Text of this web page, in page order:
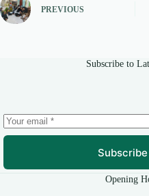
PREVIOUS
Subscribe to
Opening